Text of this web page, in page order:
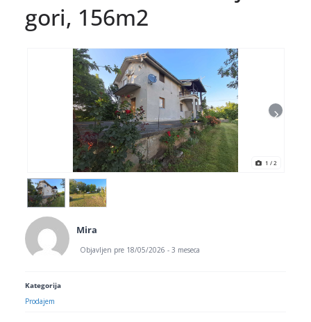
gori, 156m2
1 / 2
Mira
Objavljen pre 18/05/2026 - 3 meseca
Kategorija
Prodajem